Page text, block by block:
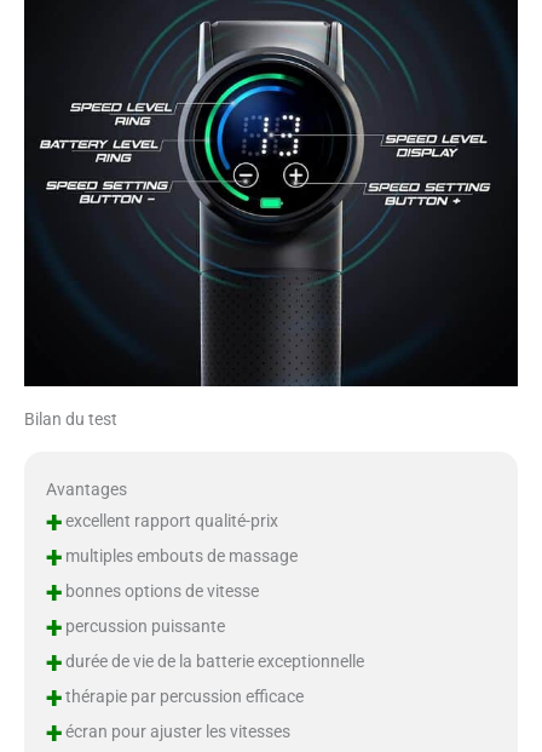
Bilan du test
Avantages
+excellent rapport qualité-prix
+multiples embouts de massage
+bonnes options de vitesse
+percussion puissante
+durée de vie de la batterie exceptionnelle
+thérapie par percussion efficace
+écran pour ajuster les vitesses